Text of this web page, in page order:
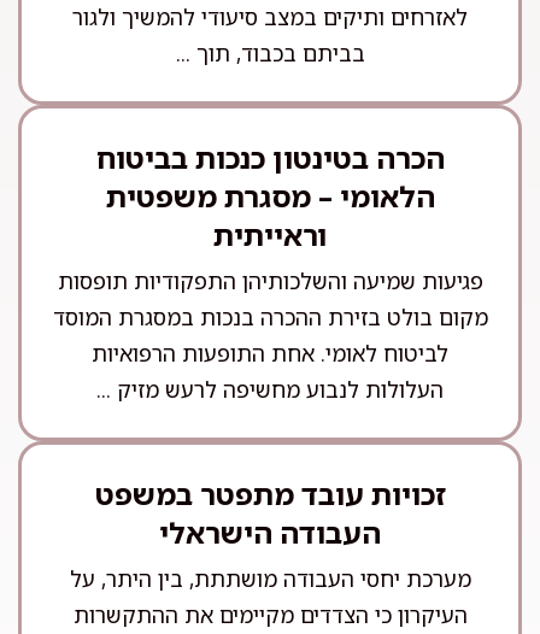
לאזרחים ותיקים במצב סיעודי להמשיך ולגור
בביתם בכבוד, תוך ...
הכרה בטינטון כנכות בביטוח
הלאומי – מסגרת משפטית
וראייתית
פגיעות שמיעה והשלכותיהן התפקודיות תופסות
מקום בולט בזירת ההכרה בנכות במסגרת המוסד
לביטוח לאומי. אחת התופעות הרפואיות
העלולות לנבוע מחשיפה לרעש מזיק ...
זכויות עובד מתפטר במשפט
העבודה הישראלי
מערכת יחסי העבודה מושתתת, בין היתר, על
העיקרון כי הצדדים מקיימים את ההתקשרות